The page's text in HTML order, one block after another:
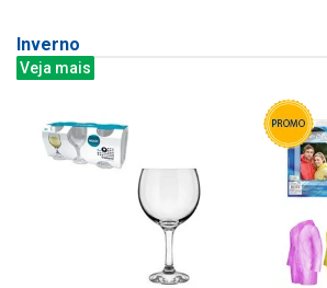
Inverno
Veja mais